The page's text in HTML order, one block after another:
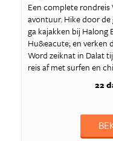
Een complete
avontuur. Hike door
ga kajakken bij Halong
Hu&eacute; en verken
Word zeiknat in Dalat
reis af met surfen en
22